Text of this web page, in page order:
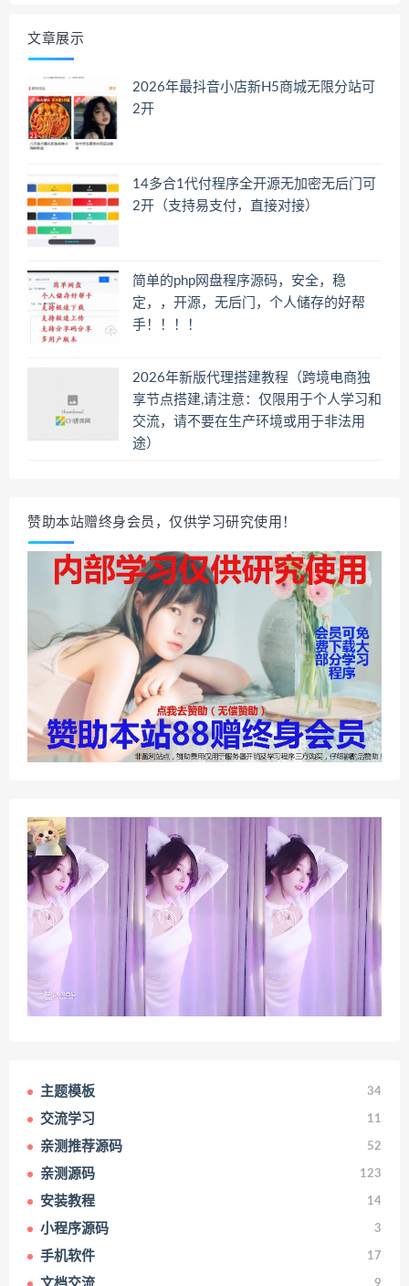
文章展示
2026年最抖音小店新H5商城无限分站可
2开
14多合1代付程序全开源无加密无后门可
2开（支持易支付，直接对接）
简单的php网盘程序源码，安全，稳
定，，开源，无后门，个人储存的好帮
手！！！！
2026年新版代理搭建教程（跨境电商独
享节点搭建,请注意：仅限用于个人学习和
交流，请不要在生产环境或用于非法用
途）
赞助本站赠终身会员，仅供学习研究使用！
主题模板 34
交流学习 11
亲测推荐源码 52
亲测源码 123
安装教程 14
小程序源码 3
手机软件 17
9